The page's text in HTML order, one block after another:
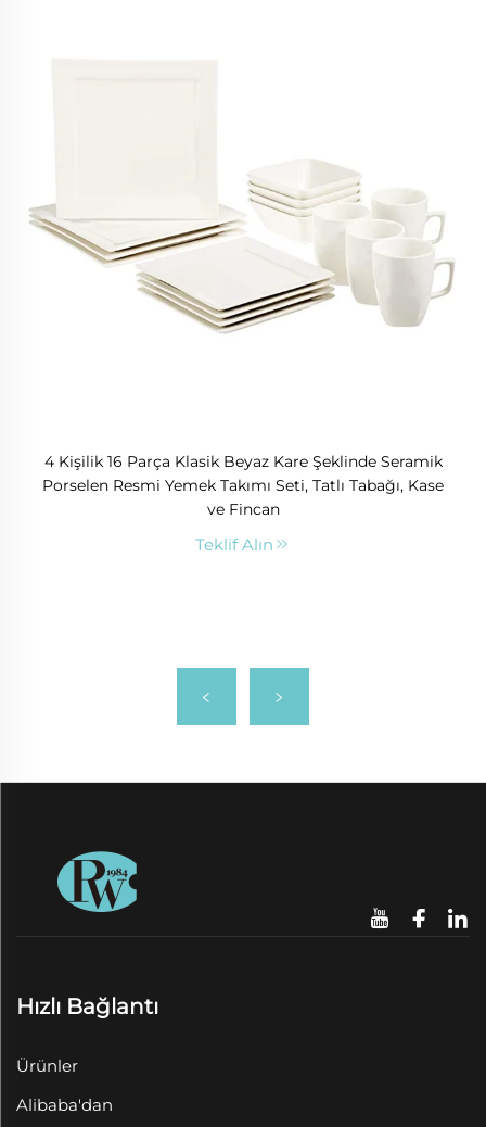
4 Kişilik 16 Parça Klasik Beyaz Kare Şeklinde Seramik
Porselen Resmi Yemek Takımı Seti, Tatlı Tabağı, Kase
ve Fincan
Teklif Alın
Hızlı Bağlantı
Ürünler
Alibaba'dan